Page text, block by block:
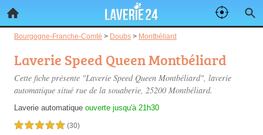
Bourgogne-Franche-Comté > Doubs > Montbéliard
Laverie Speed Queen Montbéliard
Cette fiche présente "Laverie Speed Queen Montbéliard", laverie
automatique situé rue de la souaberie, 25200 Montbéliard.
Laverie automatique ouverte jusqu'à 21h30
5,0 étoiles sur 5 (30)